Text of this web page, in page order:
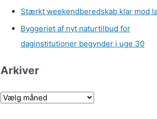
Stærkt weekendberedskab klar mod
Byggeriet af nyt naturtilbud for
daginstitutioner begynder i uge 30
Arkiver
A